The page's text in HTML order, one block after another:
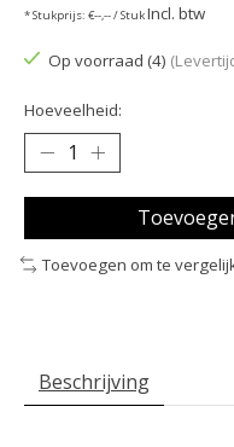
* Stukprijs: €--,-- / StukIncl. btw
Op voorraad (4)
Hoeveelheid:
Toevoegen om te
Beschrijving